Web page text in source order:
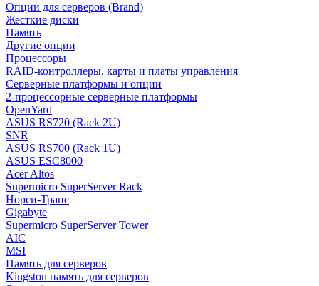
Опции для серверов (Brand)
Жесткие диски
Память
Другие опции
Процессоры
RAID-контроллеры, карты и платы управления
Серверные платформы и опции
2-процессорные серверные платформы
OpenYard
ASUS RS720 (Rack 2U)
SNR
ASUS RS700 (Rack 1U)
ASUS ESC8000
Acer Altos
Supermicro SuperServer Rack
Норси-Транс
Gigabyte
Supermicro SuperServer Tower
AIC
MSI
Память для серверов
Kingston память для серверов